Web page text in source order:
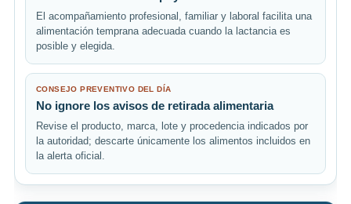
El acompañamiento profesional, familiar y laboral facilita una
alimentación temprana adecuada cuando la lactancia es
posible y elegida.
CONSEJO PREVENTIVO DEL DÍA
No ignore los avisos de retirada alimentaria
Revise el producto, marca, lote y procedencia indicados por
la autoridad; descarte únicamente los alimentos incluidos en
la alerta oficial.